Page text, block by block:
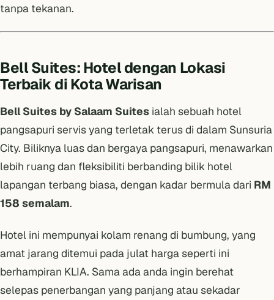
tanpa tekanan.
Bell Suites: Hotel dengan Lokasi
Terbaik di Kota Warisan
Bell Suites by Salaam Suites ialah sebuah hotel
pangsapuri servis yang terletak terus di dalam Sunsuria
City. Biliknya luas dan bergaya pangsapuri, menawarkan
lebih ruang dan fleksibiliti berbanding bilik hotel
lapangan terbang biasa, dengan kadar bermula dari RM
158 semalam.
Hotel ini mempunyai kolam renang di bumbung, yang
amat jarang ditemui pada julat harga seperti ini
berhampiran KLIA. Sama ada anda ingin berehat
selepas penerbangan yang panjang atau sekadar